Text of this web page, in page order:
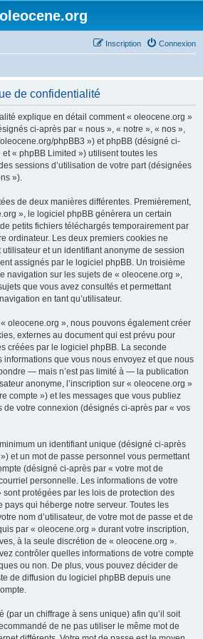
oleocene.org
Connexion
Inscription
de confidentialité
explique en détail comment « oleocene.org »
ci-après par « nous », « notre », « nos »,
phpBB3 ») et phpBB (désigné ci-
« phpBB Limited ») utilisent toutes les
sessions d’utilisation de votre part (désignées
»).
de deux manières différentes. Premièrement,
», le logiciel phpBB génèrera un certain
petits fichiers téléchargés temporairement par
ordinateur. Les deux premiers cookies ne
et un identifiant anonyme de session
assignés par le logiciel phpBB. Un troisième
navigation sur les sujets de « oleocene.org »,
que vous avez consultés et permettant
en tant qu’utilisateur.
oleocene.org », nous pouvons également créer
externes au document qui est prévu pour
créées par le logiciel phpBB. La seconde
informations que vous nous envoyez et que nous
— mais n’est pas limité à — la publication
anonyme, l’inscription sur « oleocene.org »
compte ») et les messages que vous publiez
de votre connexion (désignés ci-après par « vos
un identifiant unique (désigné ci-après
et un mot de passe personnel vous permettant
(désigné ci-après par « votre mot de
personnelle. Les informations de votre
protégées par les lois de protection des
qui héberge notre serveur. Toutes les
nom d’utilisateur, de votre mot de passe et de
par « oleocene.org » durant votre inscription,
à la seule discrétion de « oleocene.org ».
contrôler quelles informations de votre compte
ou non. De plus, vous pouvez décider de
de diffusion du logiciel phpBB depuis une
(par un chiffrage à sens unique) afin qu’il soit
de ne pas utiliser le même mot de